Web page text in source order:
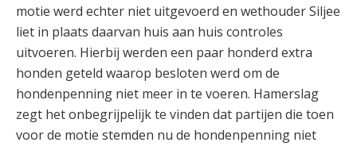
motie werd echter niet uitgevoerd en wethouder Siljee
liet in plaats daarvan huis aan huis controles
uitvoeren. Hierbij werden een paar honderd extra
honden geteld waarop besloten werd om de
hondenpenning niet meer in te voeren. Hamerslag
zegt het onbegrijpelijk te vinden dat partijen die toen
voor de motie stemden nu de hondenpenning niet